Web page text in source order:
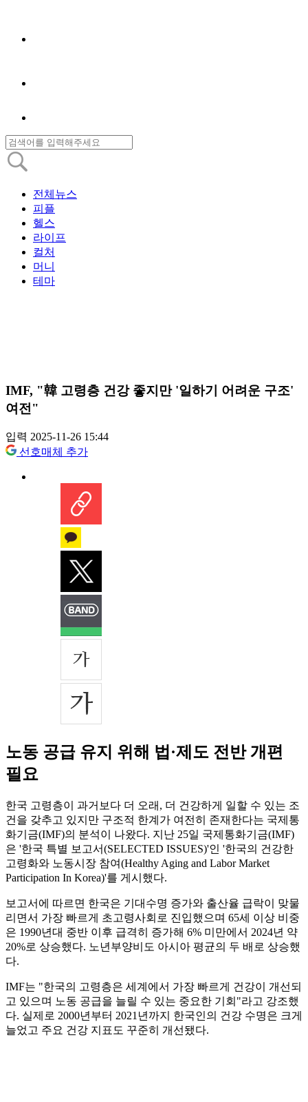
전체뉴스
피플
헬스
라이프
컬처
머니
테마
IMF, "韓 고령층 건강 좋지만 '일하기 어려운 구조'
여전"
입력 2025-11-26 15:44
선호매체 추가
노동 공급 유지 위해 법·제도 전반 개편
필요
한국 고령층이 과거보다 더 오래, 더 건강하게 일할 수 있는 조
건을 갖추고 있지만 구조적 한계가 여전히 존재한다는 국제통
화기금(IMF)의 분석이 나왔다. 지난 25일 국제통화기금(IMF)
은 '한국 특별 보고서(SELECTED ISSUES)'인 '한국의 건강한
고령화와 노동시장 참여(Healthy Aging and Labor Market
Participation In Korea)'를 게시했다.
보고서에 따르면 한국은 기대수명 증가와 출산율 급락이 맞물
리면서 가장 빠르게 초고령사회로 진입했으며 65세 이상 비중
은 1990년대 중반 이후 급격히 증가해 6% 미만에서 2024년 약
20%로 상승했다. 노년부양비도 아시아 평균의 두 배로 상승했
다.
IMF는 "한국의 고령층은 세계에서 가장 빠르게 건강이 개선되
고 있으며 노동 공급을 늘릴 수 있는 중요한 기회"라고 강조했
다. 실제로 2000년부터 2021년까지 한국인의 건강 수명은 크게
늘었고 주요 건강 지표도 꾸준히 개선됐다.